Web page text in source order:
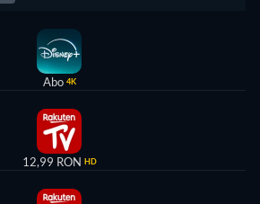
Abo 4K
12,99 RON HD